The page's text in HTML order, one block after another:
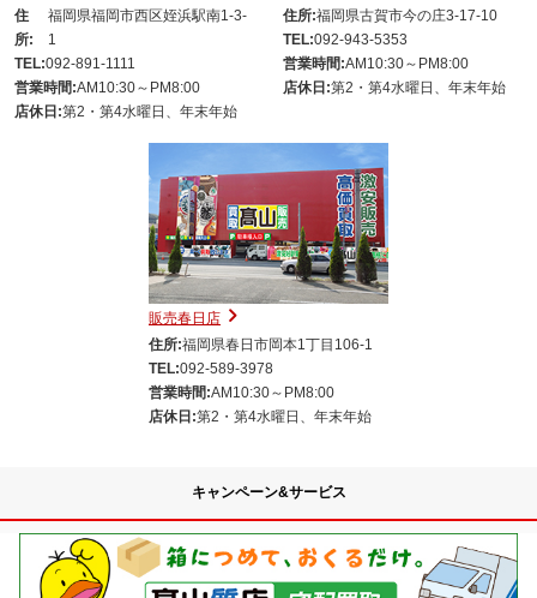
住
所:
福岡県福岡市西区姪浜駅南1-3-
1
TEL:092-891-1111
営業時間:AM10:30～PM8:00
店休日:第2・第4水曜日、年末年始
住所:福岡県古賀市今の庄3-17-10
TEL:092-943-5353
営業時間:AM10:30～PM8:00
店休日:第2・第4水曜日、年末年始
販売春日店
住所:福岡県春日市岡本1丁目106-1
TEL:092-589-3978
営業時間:AM10:30～PM8:00
店休日:第2・第4水曜日、年末年始
キャンペーン&サービス